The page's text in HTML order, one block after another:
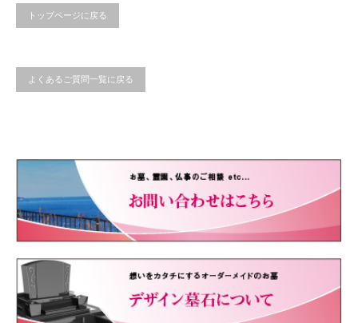
によって異なりますので、事前に相談しながら進めて行く
客様へ引渡しが済んだ後に行う、お墓に魂を入れる儀式の
う。
トップページに戻る
よくあるご質問一覧に戻る